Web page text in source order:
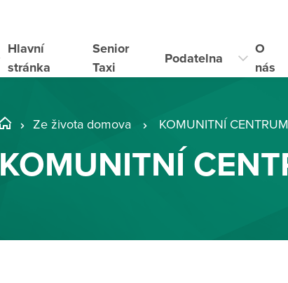
Hlavní
stránka
Senior
Taxi
Podatelna
O
nás
Ze života domova KOMUNITNÍ
KOMUNITNÍ